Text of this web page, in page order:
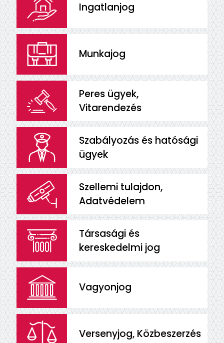
Ingatlanjog
Munkajog
Peres ügyek,
Vitarendezés
Szabályozás és hatósági
ügyek
Szellemi tulajdon,
Adatvédelem
Társasági és
kereskedelmi jog
Vagyonjog
Versenyjog, Közbeszerzés